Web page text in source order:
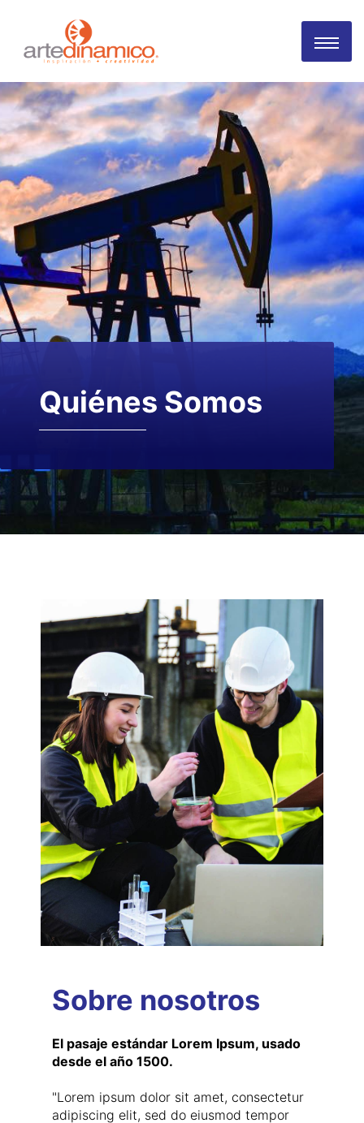
Quiénes Somos
Sobre nosotros
El pasaje estándar Lorem Ipsum, usado
desde el año 1500.
"Lorem ipsum dolor sit amet, consectetur
adipiscing elit, sed do eiusmod tempor